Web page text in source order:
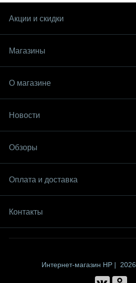
Акции и скидки
Магазины
О магазине
Новости
Обзоры
Оплата и доставка
Контакты
Интернет-магазин HP | 2026